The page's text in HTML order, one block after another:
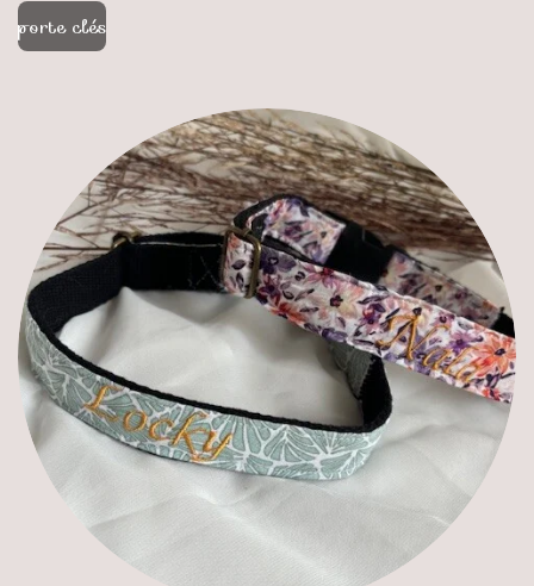
porte clés